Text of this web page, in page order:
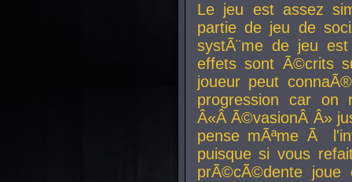
Le jeu est assez
partie de jeu de
systÃ¨me de jeu
effets sont Ã©crits
joueur peut
progression car
Â«Â Ã©vasionÂ Â»
pense mÃªme Ã
puisque si vous
prÃ©cÃ©dente